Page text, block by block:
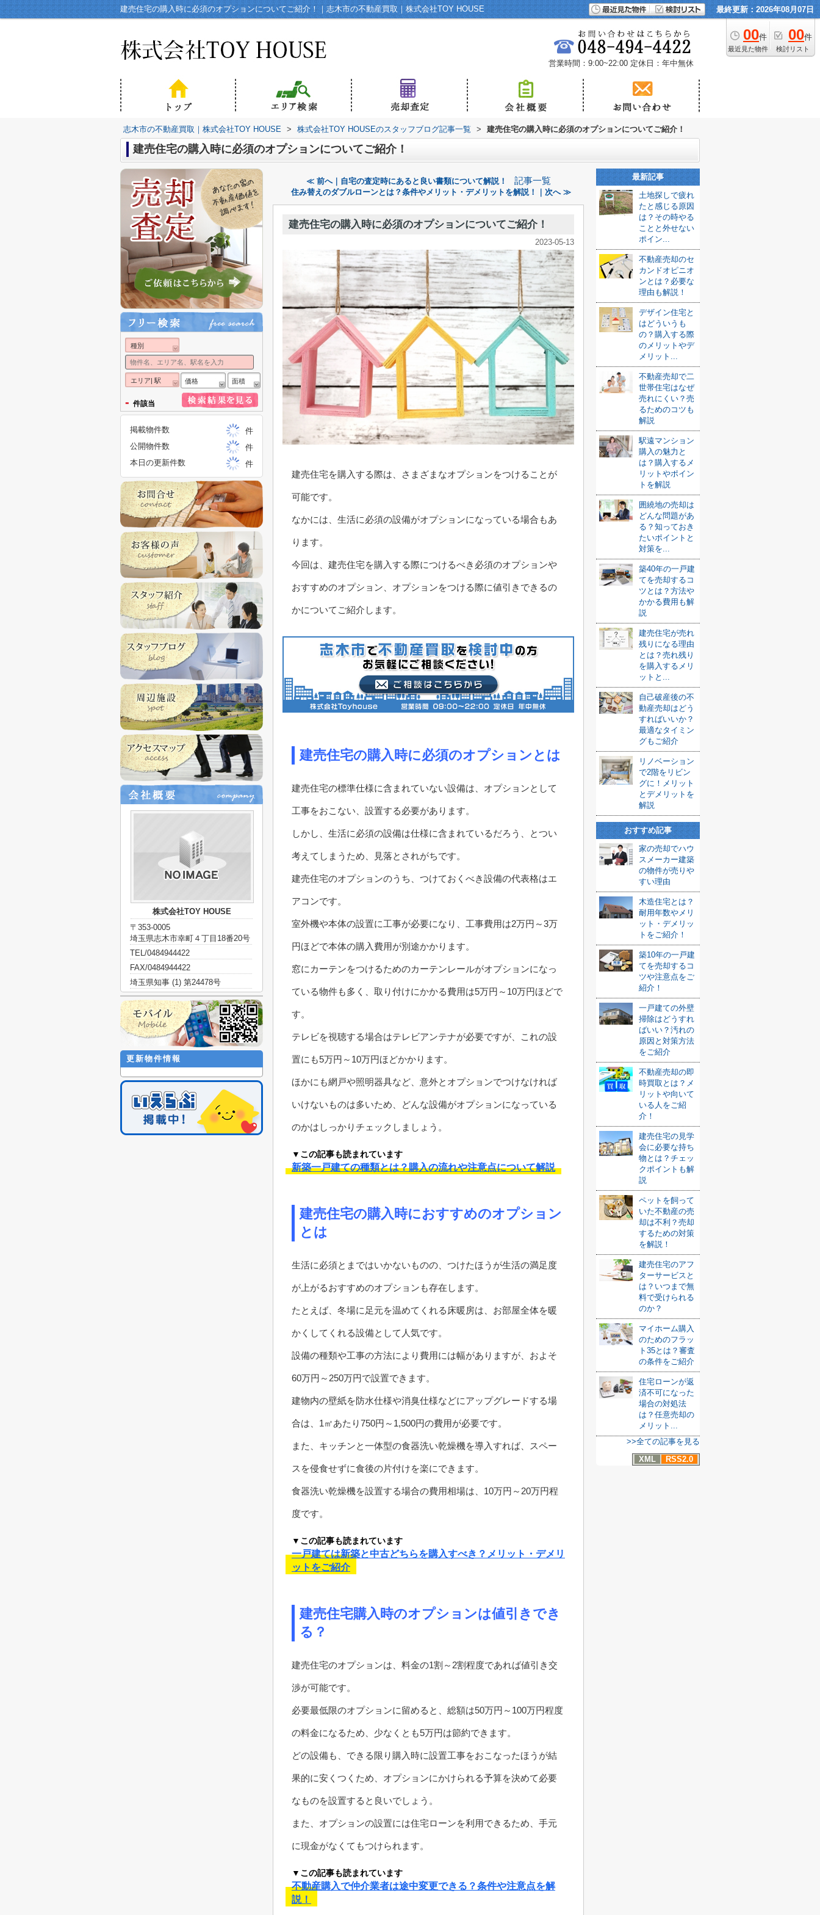
建売住宅の購入時に必須のオプションについてご紹介！｜志木市の不動産買取｜株式会社TOY HOUSE 最終更新：2026年08月07日
00件
最近見た物件
00件
検討リスト
営業時間：9:00~22:00 定休日：年中無休
志木市の不動産買取｜株式会社TOY HOUSE > 株式会社TOY HOUSEのスタッフブログ記事一覧 > 建売住宅の購入時に必須のオプションについてご紹介！
建売住宅の購入時に必須のオプションについてご紹介！
≪ 前へ｜自宅の査定時にあると良い書類について解説！ 記事一覧
住み替えのダブルローンとは？条件やメリット・デメリットを解説！｜次へ ≫
建売住宅の購入時に必須のオプションについてご紹介！
2023-05-13
建売住宅を購入する際は、さまざまなオプションをつけることが
可能です。
なかには、生活に必須の設備がオプションになっている場合もあ
ります。
今回は、建売住宅を購入する際につけるべき必須のオプションや
おすすめのオプション、オプションをつける際に値引きできるの
かについてご紹介します。
建売住宅の購入時に必須のオプションとは
建売住宅の標準仕様に含まれていない設備は、オプションとして
工事をおこない、設置する必要があります。
しかし、生活に必須の設備は仕様に含まれているだろう、とつい
考えてしまうため、見落とされがちです。
建売住宅のオプションのうち、つけておくべき設備の代表格はエ
アコンです。
室外機や本体の設置に工事が必要になり、工事費用は2万円～3万
円ほどで本体の購入費用が別途かかります。
窓にカーテンをつけるためのカーテンレールがオプションになっ
ている物件も多く、取り付けにかかる費用は5万円～10万円ほどで
す。
テレビを視聴する場合はテレビアンテナが必要ですが、これの設
置にも5万円～10万円ほどかかります。
ほかにも網戸や照明器具など、意外とオプションでつけなければ
いけないものは多いため、どんな設備がオプションになっている
のかはしっかりチェックしましょう。
▼この記事も読まれています
新築一戸建ての種類とは？購入の流れや注意点について解説
建売住宅の購入時におすすめのオプション
とは
生活に必須とまではいかないものの、つけたほうが生活の満足度
が上がるおすすめのオプションも存在します。
たとえば、冬場に足元を温めてくれる床暖房は、お部屋全体を暖
かくしてくれる設備として人気です。
設備の種類や工事の方法により費用には幅がありますが、およそ
60万円～250万円で設置できます。
建物内の壁紙を防水仕様や消臭仕様などにアップグレードする場
合は、1㎡あたり750円～1,500円の費用が必要です。
また、キッチンと一体型の食器洗い乾燥機を導入すれば、スペー
スを侵食せずに食後の片付けを楽にできます。
食器洗い乾燥機を設置する場合の費用相場は、10万円～20万円程
度です。
▼この記事も読まれています
一戸建ては新築と中古どちらを購入すべき？メリット・デメリ
ットをご紹介
建売住宅購入時のオプションは値引きでき
る？
建売住宅のオプションは、料金の1割～2割程度であれば値引き交
渉が可能です。
必要最低限のオプションに留めると、総額は50万円～100万円程度
の料金になるため、少なくとも5万円は節約できます。
どの設備も、できる限り購入時に設置工事をおこなったほうが結
果的に安くつくため、オプションにかけられる予算を決めて必要
なものを設置すると良いでしょう。
また、オプションの設置には住宅ローンを利用できるため、手元
に現金がなくてもつけられます。
▼この記事も読まれています
不動産購入で仲介業者は途中変更できる？条件や注意点を解
説！
最新記事
土地探しで疲れ
たと感じる原因
は？その時やる
ことと外せない
ポイン...
不動産売却のセ
カンドオピニオ
ンとは？必要な
理由も解説！
デザイン住宅と
はどういうも
の？購入する際
のメリットやデ
メリット...
不動産売却で二
世帯住宅はなぜ
売れにくい？売
るためのコツも
解説
駅遠マンション
購入の魅力と
は？購入するメ
リットやポイン
トを解説
囲繞地の売却は
どんな問題があ
る？知っておき
たいポイントと
対策を...
築40年の一戸建
てを売却するコ
ツとは？方法や
かかる費用も解
説
建売住宅が売れ
残りになる理由
とは？売れ残り
を購入するメリ
ットと...
自己破産後の不
動産売却はどう
すればいいか？
最適なタイミン
グもご紹介
リノベーション
で2階をリビン
グに！メリット
とデメリットを
解説
おすすめ記事
家の売却でハウ
スメーカー建築
の物件が売りや
すい理由
木造住宅とは？
耐用年数やメリ
ット・デメリッ
トをご紹介！
築10年の一戸建
てを売却するコ
ツや注意点をご
紹介！
一戸建ての外壁
掃除はどうすれ
ばいい？汚れの
原因と対策方法
をご紹介
不動産売却の即
時買取とは？メ
リットや向いて
いる人をご紹
介！
建売住宅の見学
会に必要な持ち
物とは？チェッ
クポイントも解
説
ペットを飼って
いた不動産の売
却は不利？売却
するための対策
を解説！
建売住宅のアフ
ターサービスと
は？いつまで無
料で受けられる
のか？
マイホーム購入
のためのフラッ
ト35とは？審査
の条件をご紹介
住宅ローンが返
済不可になった
場合の対処法
は？任意売却の
メリット...
>>全ての記事を見る
XML
RSS2.0
種別
エリア| 駅 価格 面積
- 件該当
掲載物件数
件
公開物件数
件
本日の更新件数
件
株式会社TOY HOUSE
〒353-0005
埼玉県志木市幸町４丁目18番20号
TEL/0484944422
FAX/0484944422
埼玉県知事 (1) 第24478号
更新物件情報